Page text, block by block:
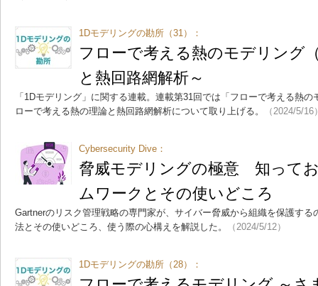
1Dモデリングの勘所（31）：
フローで考える熱のモデリング
と熱回路網解析～
「1Dモデリング」に関する連載。連載第31回では「フローで考える熱
ローで考える熱の理論と熱回路網解析について取り上げる。
（2024/5/16
Cybersecurity Dive：
脅威モデリングの極意 知って
ムワークとその使いどころ
Gartnerのリスク管理戦略の専門家が、サイバー脅威から組織を保護す
法とその使いどころ、使う際の心構えを解説した。
（2024/5/12）
1Dモデリングの勘所（28）：